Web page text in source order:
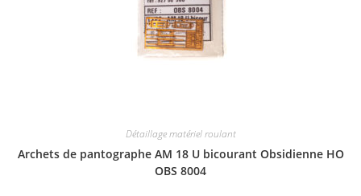
Détaillage matériel roulant
Archets de pantographe AM 18 U bicourant Obsidienne HO
OBS 8004